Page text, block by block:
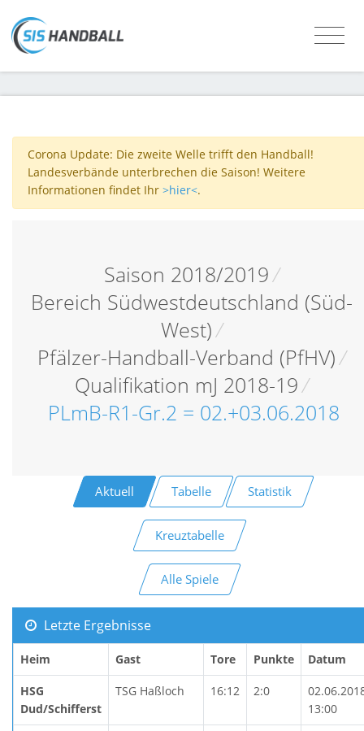
Corona Update: Die zweite Welle trifft den Handball!
Landesverbände unterbrechen die Saison! Weitere
Informationen findet Ihr >hier<.
Saison 2018/2019/
Bereich Südwestdeutschland (Süd-
West)/
Pfälzer-Handball-Verband (PfHV)/
Qualifikation mJ 2018-19/
PLmB-R1-Gr.2 = 02.+03.06.2018
Aktuell Tabelle Statistik
Kreuztabelle
Alle Spiele
Letzte Ergebnisse
Heim Gast Tore Punkte Datum
HSG
Dud/Schifferst
TSG Haßloch 16:12 2:0
13:00